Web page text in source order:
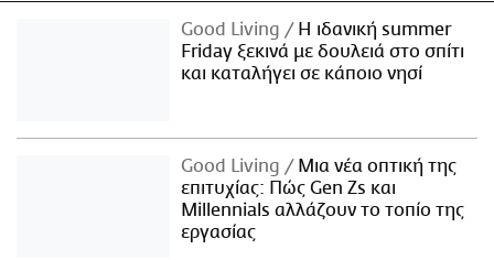
Good Living
Η ιδανική summer
Friday ξεκινά με δουλειά στο σπίτι
και καταλήγει σε κάποιο νησί
Good Living
Μια νέα οπτική της
επιτυχίας: Πώς Gen Zs και
Millennials αλλάζουν το τοπίο της
εργασίας